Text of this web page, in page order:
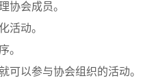
协会成员。
活动。
。
可以参与协会组织的活动。